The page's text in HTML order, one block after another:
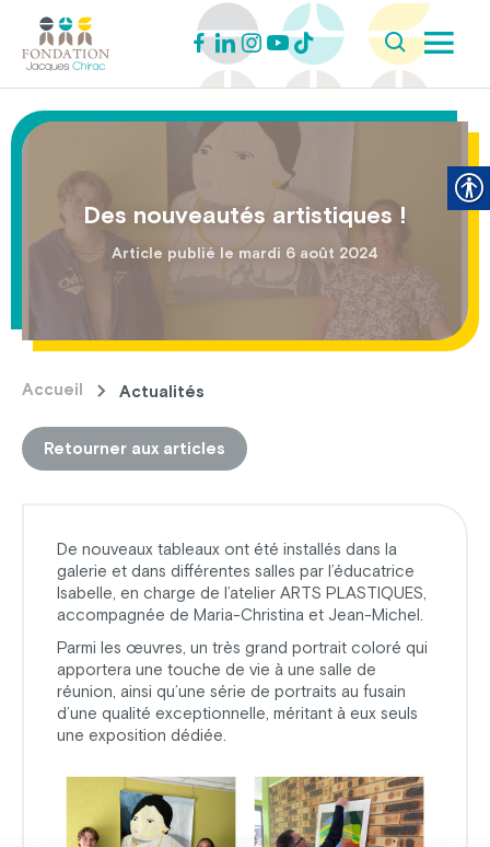
Des nouveautés artistiques !
Article publié le mardi 6 août 2024
Accueil Actualités
Retourner aux articles
De nouveaux tableaux ont été installés dans la
galerie et dans différentes salles par l’éducatrice
Isabelle, en charge de l’atelier ARTS PLASTIQUES,
accompagnée de Maria-Christina et Jean-Michel.
Parmi les œuvres, un très grand portrait coloré qui
apportera une touche de vie à une salle de
réunion, ainsi qu’une série de portraits au fusain
d’une qualité exceptionnelle, méritant à eux seuls
une exposition dédiée.